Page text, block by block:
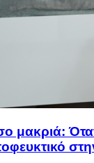
μακριά: